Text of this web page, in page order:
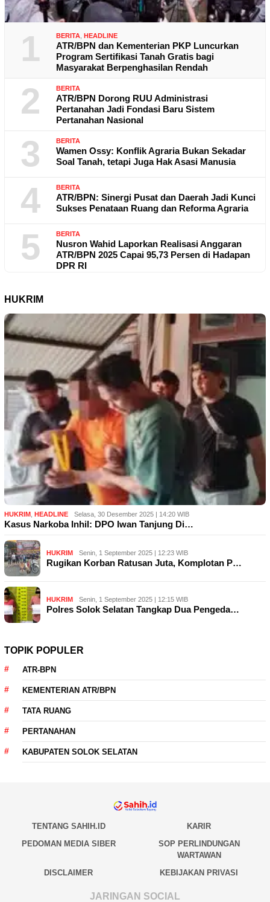
1 BERITA, HEADLINE
ATR/BPN dan Kementerian PKP Luncurkan
Program Sertifikasi Tanah Gratis bagi
Masyarakat Berpenghasilan Rendah
2 BERITA
ATR/BPN Dorong RUU Administrasi
Pertanahan Jadi Fondasi Baru Sistem
Pertanahan Nasional
3 BERITA
Wamen Ossy: Konflik Agraria Bukan Sekadar
Soal Tanah, tetapi Juga Hak Asasi Manusia
4 BERITA
ATR/BPN: Sinergi Pusat dan Daerah Jadi Kunci
Sukses Penataan Ruang dan Reforma Agraria
5 BERITA
Nusron Wahid Laporkan Realisasi Anggaran
ATR/BPN 2025 Capai 95,73 Persen di Hadapan
DPR RI
HUKRIM
HUKRIM HEADLINE Selasa, 30 Desember 2025 | 14:20 WIB
Kasus Narkoba Inhil: DPO Iwan Tanjung Di…
HUKRIM Senin, 1 September 2025 | 12:23 WIB
Rugikan Korban Ratusan Juta, Komplotan P…
HUKRIM Senin, 1 September 2025 | 12:15 WIB
Polres Solok Selatan Tangkap Dua Pengeda…
TOPIK POPULER
ATR-BPN
KEMENTERIAN ATR/BPN
TATA RUANG
PERTANAHAN
KABUPATEN SOLOK SELATAN
TENTANG SAHIH.ID
KARIR
PEDOMAN MEDIA SIBER
SOP PERLINDUNGAN
WARTAWAN
DISCLAIMER
KEBIJAKAN PRIVASI
JARINGAN SOCIAL